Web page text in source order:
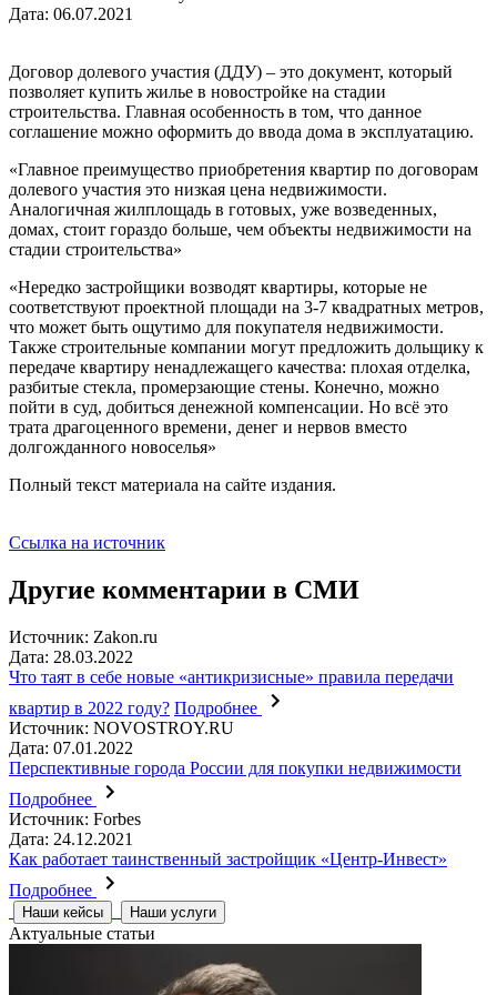
Дата: 06.07.2021
Договор долевого участия (ДДУ) – это документ, который
позволяет купить жилье в новостройке на стадии
строительства. Главная особенность в том, что данное
соглашение можно оформить до ввода дома в эксплуатацию.
«Главное преимущество приобретения квартир по договорам
долевого участия это низкая цена недвижимости.
Аналогичная жилплощадь в готовых, уже возведенных,
домах, стоит гораздо больше, чем объекты недвижимости на
стадии строительства»
«Нередко застройщики возводят квартиры, которые не
соответствуют проектной площади на 3-7 квадратных метров,
что может быть ощутимо для покупателя недвижимости.
Также строительные компании могут предложить дольщику к
передаче квартиру ненадлежащего качества: плохая отделка,
разбитые стекла, промерзающие стены. Конечно, можно
пойти в суд, добиться денежной компенсации. Но всё это
трата драгоценного времени, денег и нервов вместо
долгожданного новоселья»
Полный текст материала на сайте издания.
Ссылка на источник
Другие комментарии в СМИ
Источник: Zakon.ru
Дата: 28.03.2022
Что таят в себе новые «антикризисные» правила передачи
квартир в 2022 году? Подробнее
Источник: NOVOSTROY.RU
Дата: 07.01.2022
Перспективные города России для покупки недвижимости
Подробнее
Источник: Forbes
Дата: 24.12.2021
Как работает таинственный застройщик «Центр-Инвест»
Подробнее
Наши кейсы Наши услуги
Актуальные статьи